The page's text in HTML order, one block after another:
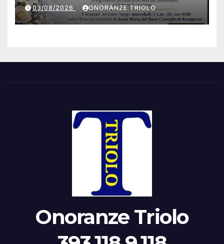
03/08/2026 ONORANZE TRIOLO
Onoranze Triolo